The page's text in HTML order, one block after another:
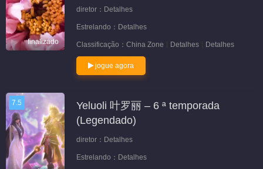
finalizado
diretor： Detalhes
Estrelando： Detalhes
Classificação： China Zone Detalhes Detalhes
jogue agora
7.5
Yeluoli 叶罗丽 – 6 ª temporada
(Legendado)
diretor： Detalhes
Estrelando： Detalhes